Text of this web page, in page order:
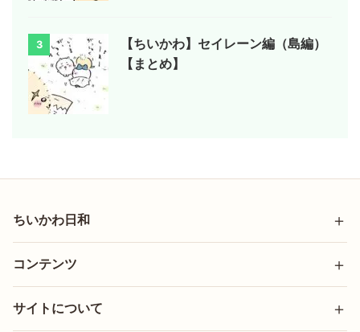
3
【ちいかわ】セイレーン編（島編）
【まとめ】
ちいかわ日和
コンテンツ
サイトについて